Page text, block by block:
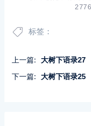
标签：
上一篇:
大树下语录27
下一篇:
大树下语录25